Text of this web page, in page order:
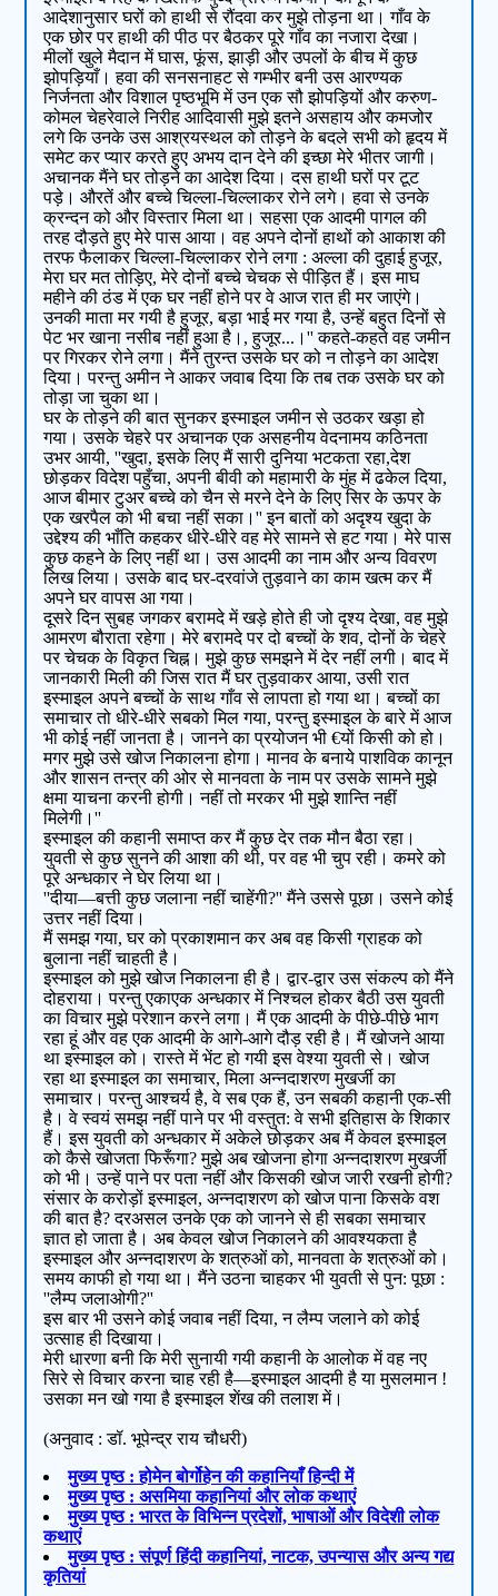
आदेशानुसार घरों को हाथी से रौंदवा कर मुझे तोड़ना था। गाँव के
एक छोर पर हाथी की पीठ पर बैठकर पूरे गाँव का नजारा देखा।
मीलों खुले मैदान में घास, फूंस, झाड़ी और उपलों के बीच में कुछ
झोपड़ियाँ। हवा की सनसनाहट से गम्भीर बनी उस आरण्यक
निर्जनता और विशाल पृष्ठभूमि में उन एक सौ झोपड़ियों और करुण-
कोमल चेहरेवाले निरीह आदिवासी मुझे इतने असहाय और कमजोर
लगे कि उनके उस आश्रयस्थल को तोड़ने के बदले सभी को हृदय में
समेट कर प्यार करते हुए अभय दान देने की इच्छा मेरे भीतर जागी।
अचानक मैंने घर तोड़ने का आदेश दिया। दस हाथी घरों पर टूट
पड़े। औरतें और बच्चे चिल्ला-चिल्लाकर रोने लगे। हवा से उनके
क्रन्दन को और विस्तार मिला था। सहसा एक आदमी पागल की
तरह दौड़ते हुए मेरे पास आया। वह अपने दोनों हाथों को आकाश की
तरफ फैलाकर चिल्ला-चिल्लाकर रोने लगा : अल्ला की दुहाई हुजूर,
मेरा घर मत तोड़िए, मेरे दोनों बच्चे चेचक से पीड़ित हैं। इस माघ
महीने की ठंड में एक घर नहीं होने पर वे आज रात ही मर जाएंगे।
उनकी माता मर गयी है हुजूर, बड़ा भाई मर गया है, उन्हें बहुत दिनों से
पेट भर खाना नसीब नहीं हुआ है।, हुजूर...।'' कहते-कहते वह जमीन
पर गिरकर रोने लगा। मैंने तुरन्त उसके घर को न तोड़ने का आदेश
दिया। परन्तु अमीन ने आकर जवाब दिया कि तब तक उसके घर को
तोड़ा जा चुका था।
घर के तोड़ने की बात सुनकर इस्माइल जमीन से उठकर खड़ा हो
गया। उसके चेहरे पर अचानक एक असहनीय वेदनामय कठिनता
उभर आयी, ''खुदा, इसके लिए मैं सारी दुनिया भटकता रहा,देश
छोड़कर विदेश पहुँचा, अपनी बीवी को महामारी के मुंह में ढकेल दिया,
आज बीमार टुअर बच्चे को चैन से मरने देने के लिए सिर के ऊपर के
एक खरपैल को भी बचा नहीं सका।'' इन बातों को अदृश्य खुदा के
उद्देश्य की भाँति कहकर धीरे-धीरे वह मेरे सामने से हट गया। मेरे पास
कुछ कहने के लिए नहीं था। उस आदमी का नाम और अन्य विवरण
लिख लिया। उसके बाद घर-दरवांजे तुड़वाने का काम खत्म कर मैं
अपने घर वापस आ गया।
दूसरे दिन सुबह जगकर बरामदे में खड़े होते ही जो दृश्य देखा, वह मुझे
आमरण बौराता रहेगा। मेरे बरामदे पर दो बच्चों के शव, दोनों के चेहरे
पर चेचक के विकृत चिह्न। मुझे कुछ समझने में देर नहीं लगी। बाद में
जानकारी मिली की जिस रात मैं घर तुड़वाकर आया, उसी रात
इस्माइल अपने बच्चों के साथ गाँव से लापता हो गया था। बच्चों का
समाचार तो धीरे-धीरे सबको मिल गया, परन्तु इस्माइल के बारे में आज
भी कोई नहीं जानता है। जानने का प्रयोजन भी €यों किसी को हो।
मगर मुझे उसे खोज निकालना होगा। मानव के बनाये पाशविक कानून
और शासन तन्त्र की ओर से मानवता के नाम पर उसके सामने मुझे
क्षमा याचना करनी होगी। नहीं तो मरकर भी मुझे शान्ति नहीं
मिलेगी।''
इस्माइल की कहानी समाप्त कर मैं कुछ देर तक मौन बैठा रहा।
युवती से कुछ सुनने की आशा की थी, पर वह भी चुप रही। कमरे को
पूरे अन्धकार ने घेर लिया था।
''दीया—बत्ती कुछ जलाना नहीं चाहेंगी?'' मैंने उससे पूछा। उसने कोई
उत्तर नहीं दिया।
मैं समझ गया, घर को प्रकाशमान कर अब वह किसी ग्राहक को
बुलाना नहीं चाहती है।
इस्माइल को मुझे खोज निकालना ही है। द्वार-द्वार उस संकल्प को मैंने
दोहराया। परन्तु एकाएक अन्धकार में निश्चल होकर बैठी उस युवती
का विचार मुझे परेशान करने लगा। मैं एक आदमी के पीछे-पीछे भाग
रहा हूं और वह एक आदमी के आगे-आगे दौड़ रही है। मैं खोजने आया
था इस्माइल को। रास्ते में भेंट हो गयी इस वेश्या युवती से। खोज
रहा था इस्माइल का समाचार, मिला अन्नदाशरण मुखर्जी का
समाचार। परन्तु आश्चर्य है, वे सब एक हैं, उन सबकी कहानी एक-सी
है। वे स्वयं समझ नहीं पाने पर भी वस्तुत: वे सभी इतिहास के शिकार
हैं। इस युवती को अन्धकार में अकेले छोड़कर अब मैं केवल इस्माइल
को कैसे खोजता फिरूँगा? मुझे अब खोजना होगा अन्नदाशरण मुखर्जी
को भी। उन्हें पाने पर पता नहीं और किसकी खोज जारी रखनी होगी?
संसार के करोड़ों इस्माइल, अन्नदाशरण को खोज पाना किसके वश
की बात है? दरअसल उनके एक को जानने से ही सबका समाचार
ज्ञात हो जाता है। अब केवल खोज निकालने की आवश्यकता है
इस्माइल और अन्नदाशरण के शत्रुओं को, मानवता के शत्रुओं को।
समय काफी हो गया था। मैंने उठना चाहकर भी युवती से पुन: पूछा :
''लैम्प जलाओगी?''
इस बार भी उसने कोई जवाब नहीं दिया, न लैम्प जलाने को कोई
उत्साह ही दिखाया।
मेरी धारणा बनी कि मेरी सुनायी गयी कहानी के आलोक में वह नए
सिरे से विचार करना चाह रही है—इस्माइल आदमी है या मुसलमान !
उसका मन खो गया है इस्माइल शेंख की तलाश में।
(अनुवाद : डॉ. भूपेन्द्र राय चौधरी)
मुख्य पृष्ठ : होमेन बोर्गोहेन की कहानियाँ हिन्दी में
मुख्य पृष्ठ : असमिया कहानियां और लोक कथाएं
मुख्य पृष्ठ : भारत के विभिन्न प्रदेशों, भाषाओं और विदेशी लोक
कथाएं
मुख्य पृष्ठ : संपूर्ण हिंदी कहानियां, नाटक, उपन्यास और अन्य गद्य
कृतियां